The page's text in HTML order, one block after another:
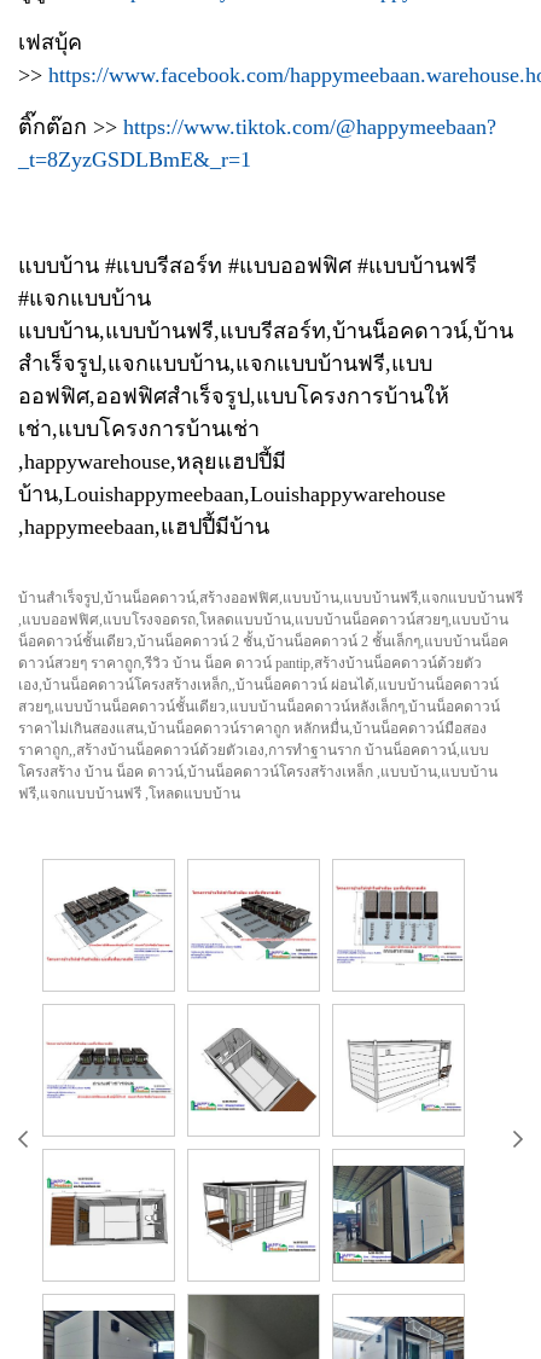
เฟสบุ้ค
>> https://www.facebook.com/
ติ๊กต๊อก >> https://www.tiktok.com/@happymeebaan?
_t=8ZyzGSDLBmE&_r=1
แบบบ้าน #แบบรีสอร์ท #แบบออฟฟิศ #แบบบ้านฟรี
#แจกแบบบ้าน
แบบบ้าน,แบบบ้านฟรี,แบบรีสอร์ท,บ้านน็อคดาวน์,บ้าน
สำเร็จรูป,แจกแบบบ้าน,แจกแบบบ้านฟรี,แบบ
ออฟฟิศ,ออฟฟิศสำเร็จรูป,แบบโครงการบ้านให้
เช่า,แบบโครงการบ้านเช่า
,happywarehouse,หลุยแฮปปี้มี
บ้าน,Louishappymeebaan,Louishappywarehouse
,happymeebaan,แฮปปี้มีบ้าน
บ้านสำเร็จรูป,บ้านน็อคดาวน์,สร้างออฟฟิศ,แบบบ้าน,แบบบ้านฟรี,แจกแบบบ้านฟรี
,แบบออฟฟิศ,แบบโรงจอดรถ,โหลดแบบบ้าน,แบบบ้านน็อคดาวน์สวยๆ,แบบบ้าน
น็อคดาวน์ชั้นเดียว,บ้านน็อคดาวน์ 2 ชั้น,บ้านน็อคดาวน์ 2 ชั้นเล็กๆ,แบบบ้านน็อค
ดาวน์สวยๆ ราคาถูก,รีวิว บ้าน น็อค ดาวน์ pantip,สร้างบ้านน็อคดาวน์ด้วยตัว
เอง,บ้านน็อคดาวน์โครงสร้างเหล็ก,,บ้านน็อคดาวน์ ผ่อนได้,แบบบ้านน็อคดาวน์
สวยๆ,แบบบ้านน็อคดาวน์ชั้นเดียว,แบบบ้านน็อคดาวน์หลังเล็กๆ,บ้านน็อคดาวน์
ราคาไม่เกินสองแสน,บ้านน็อคดาวน์ราคาถูก หลักหมื่น,บ้านน็อคดาวน์มือสอง
ราคาถูก,,สร้างบ้านน็อคดาวน์ด้วยตัวเอง,การทำฐานราก บ้านน็อคดาวน์,แบบ
โครงสร้าง บ้าน น็อค ดาวน์,บ้านน็อคดาวน์โครงสร้างเหล็ก ,แบบบ้าน,แบบบ้าน
ฟรี,แจกแบบบ้านฟรี ,โหลดแบบบ้าน